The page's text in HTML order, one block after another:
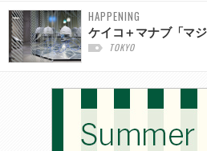
HAPPENING
ケイコ＋マナブ「マ
TOKYO